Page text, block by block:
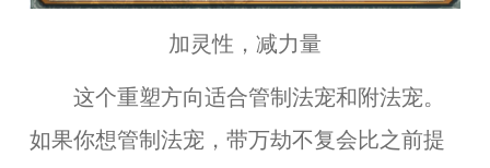
加灵性，减力量
这个重塑方向适合管制法宠和附法宠。
如果你想管制法宠，带万劫不复会比之前提